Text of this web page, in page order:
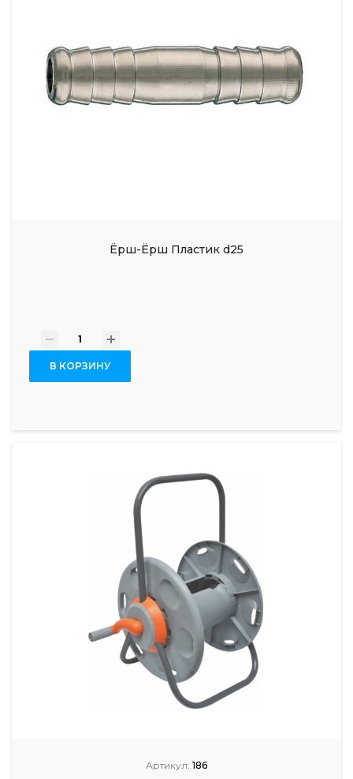
Ёрш-Ёрш Пластик d25
- +
В КОРЗИНУ
Артикул: 186